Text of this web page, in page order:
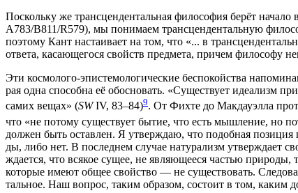
Посколь­ку же транс­цен­ден­таль­ная фило­со­фия берёт
A783/B811/R579), мы пони­ма­ем транс­цен­ден­таль­ную
поэто­му Кант наста­и­ва­ет на том, что «... в
отве­та, каса­ю­ще­го­ся свойств пред­ме­та, при­чем фило­со­фу
Эти кос­мо­ло­го-эпи­сте­мо­ло­ги­че­ские бес­по­кой­ства
рая одна спо­соб­на её обос­но­вать. «Суще­ству­ет иде­а­лизм
самих вещах» (SWIV, 83–84)9. От Фих­те до Мак­дау­эл­ла
что «не пото­му суще­ству­ет бытие, что есть мыш­ле­ние, но
дол­жен быть остав­лен. Я утвер­ждаю, что подоб­ная пози­ция
ды, либо нет. В послед­нем слу­чае нату­ра­лизм утвер­жда­ет
жда­ет­ся, что вся­кое сущее, не явля­ю­ще­е­ся частью
кото­рые име­ют общее свой­ство — не суще­ство­вать.
таль­ное. Наш вопрос, таким обра­зом, состо­ит в том, каким